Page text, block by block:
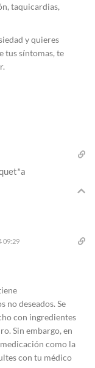
taquicardias,
y quieres
tus síntomas, te
09:29
no deseados. Se
con ingredientes
Sin embargo, en
como la
con tu médico